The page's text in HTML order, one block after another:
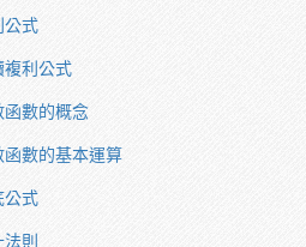
式
利公式
數的概念
數的基本運算
式
則